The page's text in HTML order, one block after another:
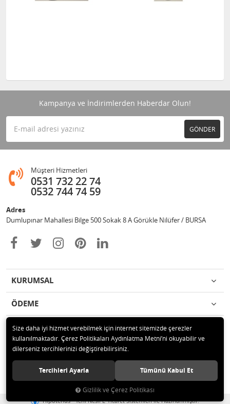
Kampanya ve İndirimlerden Haberdar Olun!
GÖNDER
Müşteri Hizmetleri
0531 732 22 74
0532 744 74 59
Adres
Dumlupınar Mahallesi Bilge 500 Sokak 8 A Görükle Nilüfer / BURSA
KURUMSAL
ÖDEME
İLETİŞİM
© 2020 MAG OTOMOTİV Tüm hakları saklıdır.
Hipotenüs Yeni Nesil E-Ticaret Sistemleri ile Hazırlanmıştır.
Size daha iyi hizmet verebilmek için internet sitemizde çerezler
kullanılmaktadır. Çerez Politikaları Aydınlatma Metni’ni okuyabilir ve
dilerseniz tercihlerinizi değiştirebilirsiniz.
Tercihleri Ayarla Tümünü Kabul Et
Gizlilik ve Çerez Politikası